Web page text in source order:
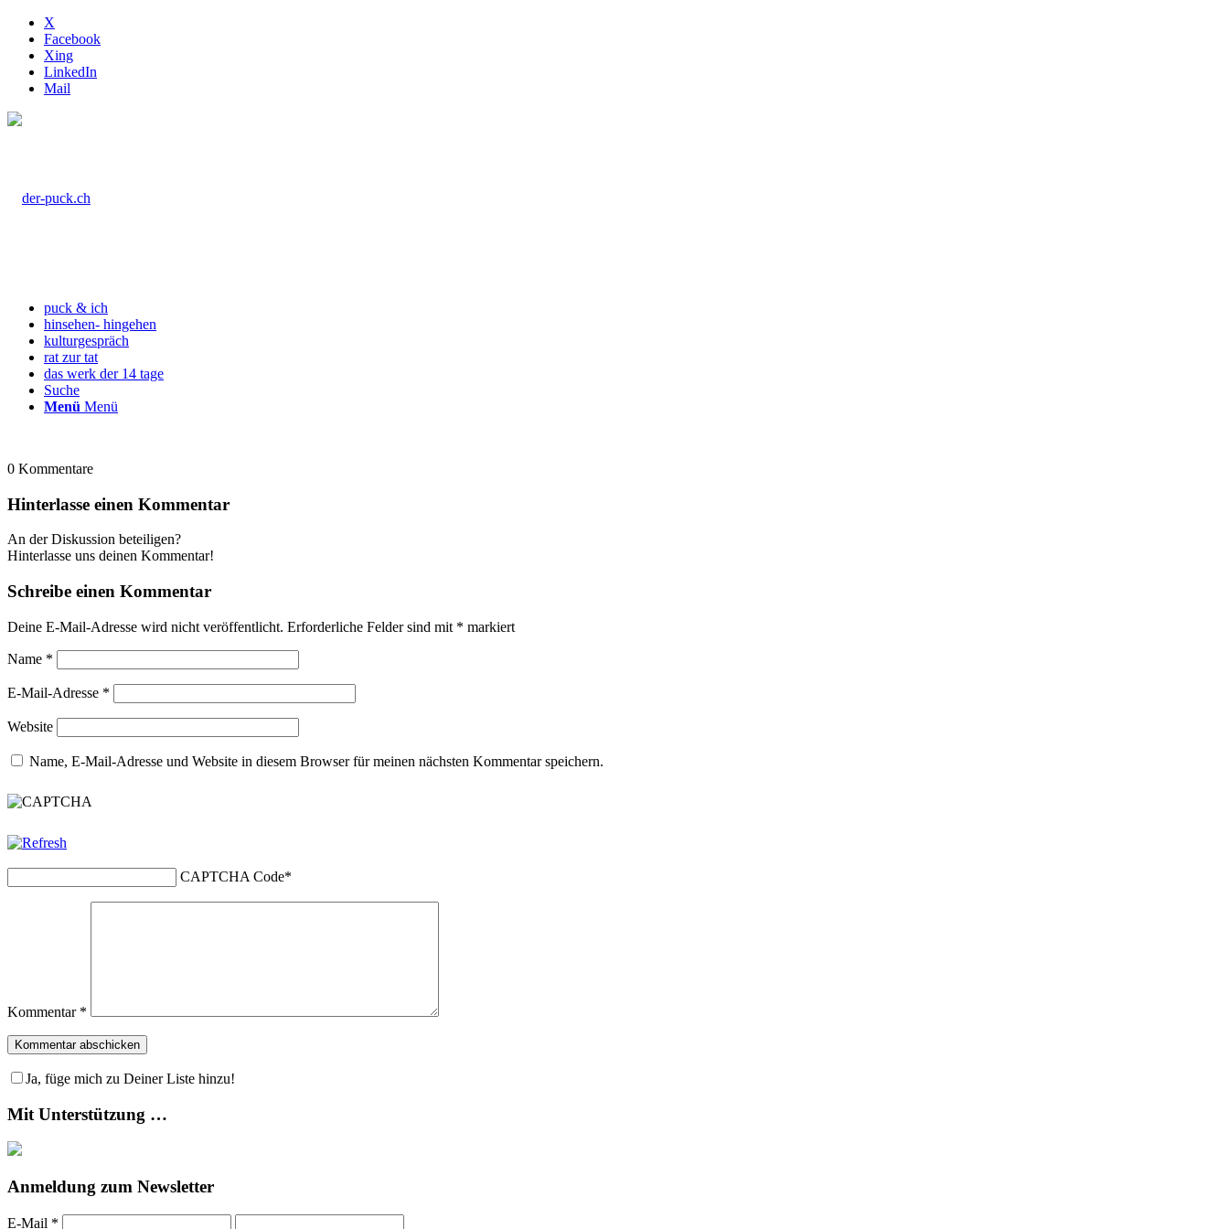
X
Facebook
Xing
LinkedIn
Mail
puck & ich
hinsehen- hingehen
kulturgespräch
rat zur tat
das werk der 14 tage
Suche
Menü Menü
0 Kommentare
Hinterlasse einen Kommentar
An der Diskussion beteiligen?
Hinterlasse uns deinen Kommentar!
Schreibe einen Kommentar
Deine E-Mail-Adresse wird nicht veröffentlicht. Erforderliche Felder sind mit * markiert
Name *
E-Mail-Adresse *
Website
Name, E-Mail-Adresse und Website in diesem Browser für meinen nächsten Kommentar speichern.
CAPTCHA Code*
Kommentar *
Ja, füge mich zu Deiner Liste hinzu!
Mit Unterstützung …
Anmeldung zum Newsletter
E-Mail *